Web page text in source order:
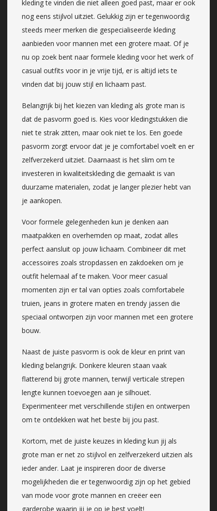
kleding te vinden die niet alleen goed past, maar er ook
nog eens stijlvol uitziet. Gelukkig zijn er tegenwoordig
steeds meer merken die gespecialiseerde kleding
aanbieden voor mannen met een grotere maat. Of je
nu op zoek bent naar formele kleding voor het werk of
casual outfits voor in je vrije tijd, er is altijd iets te
vinden dat bij jouw stijl en lichaam past.
Belangrijk bij het kiezen van kleding als grote man is
dat de pasvorm goed is. Kies voor kledingstukken die
niet te strak zitten, maar ook niet te los. Een goede
pasvorm zorgt ervoor dat je je comfortabel voelt en er
zelfverzekerd uitziet. Daarnaast is het slim om te
investeren in kwaliteitskleding die gemaakt is van
duurzame materialen, zodat je langer plezier hebt van
je aankopen.
Voor formele gelegenheden kun je denken aan
maatpakken en overhemden op maat, zodat alles
perfect aansluit op jouw lichaam. Combineer dit met
accessoires zoals stropdassen en zakdoeken om je
outfit helemaal af te maken. Voor meer casual
momenten zijn er tal van opties zoals comfortabele
truien, jeans in grotere maten en trendy jassen die
speciaal ontworpen zijn voor mannen met een grotere
bouw.
Naast de juiste pasvorm is ook de kleur en print van
kleding belangrijk. Donkere kleuren staan vaak
flatterend bij grote mannen, terwijl verticale strepen
lengte kunnen toevoegen aan je silhouet.
Experimenteer met verschillende stijlen en ontwerpen
om te ontdekken wat het beste bij jou past.
Kortom, met de juiste keuzes in kleding kun jij als
grote man er net zo stijlvol en zelfverzekerd uitzien als
ieder ander. Laat je inspireren door de diverse
mogelijkheden die er tegenwoordig zijn op het gebied
van mode voor grote mannen en creëer een
garderobe waarin jij je op je best voelt!